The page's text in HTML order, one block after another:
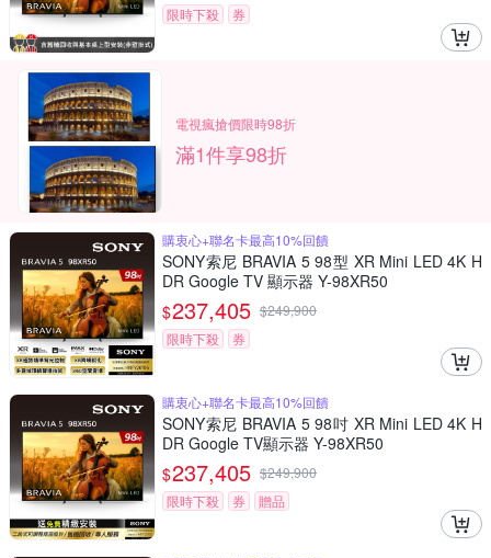
限時下殺 券
電視瘋搶價限時98折
滿1件享98折
購衷心+聯名卡最高10%回饋
SONY索尼 BRAVIA 5 98型 XR Mini LED 4K H
DR Google TV 顯示器 Y-98XR50
$237,405 $249,900
限時下殺
券
購衷心+聯名卡最高10%回饋
SONY索尼 BRAVIA 5 98吋 XR Mini LED 4K H
DR Google TV顯示器 Y-98XR50
$237,405 $249,900
限時下殺
券 贈品